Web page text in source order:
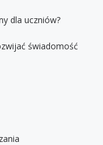
dla uczniów?
świadomość